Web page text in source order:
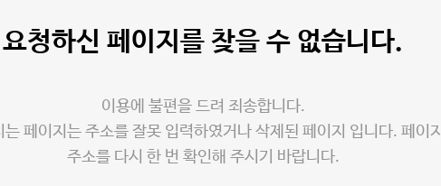
요청하신 페이지를 찾을 수 없습니다.
이용에 불편을 드려 죄송합니다.
는 페이지는 주소를 잘못 입력하였거나 삭제된 페이지 입니다. 페이지
주소를 다시 한 번 확인해 주시기 바랍니다.